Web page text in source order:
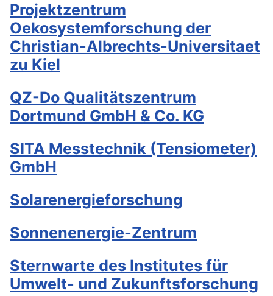
Projektzentrum
Oekosystemforschung der
Christian-Albrechts-Universitaet
zu Kiel
QZ-Do Qualitätszentrum
Dortmund GmbH & Co. KG
SITA Messtechnik (Tensiometer)
GmbH
Solarenergieforschung
Sonnenenergie-Zentrum
Sternwarte des Institutes für
Umwelt- und Zukunftsforschung